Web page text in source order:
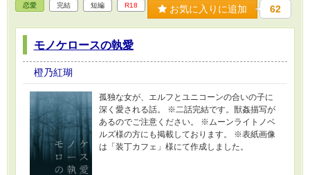
恋愛 完結 短編 R18 お気に入りに追加 62
モノケロースの執愛
橙乃紅瑚
孤独な女が、エルフとユニコーンの合いの子に
深く愛される話。 ※二話完結です。獣姦描写が
あるのでご注意ください。 ※ムーンライトノベ
ルズ様の方にも掲載しております。 ※表紙画像
は「装丁カフェ」様にて作成しました。